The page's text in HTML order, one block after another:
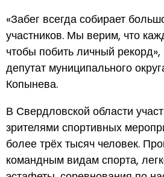
«Забег всегда собирает
участников. Мы верим, что
чтобы побить личный
депутат муниципального
Копынева.
В Свердловской области
зрителями спортивных
более трёх тысяч человек.
командным видам спорта,